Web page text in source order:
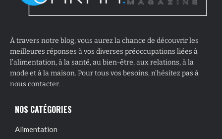
À travers notre blog, vous aurez la chance de découvrir les
meilleures réponses à vos diverses préoccupations liées à
l’alimentation, à la santé, au bien-être, aux relations, à la
mode et à la maison. Pour tous vos besoins, n’hésitez pas à
nous contacter.
NOS CATÉGORIES
Alimentation